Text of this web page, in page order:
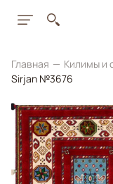
Главная Килимы и
Sirjan №3676